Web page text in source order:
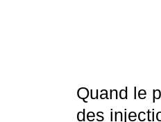
Quand le
des